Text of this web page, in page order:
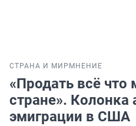
СТРАНА И МИР МНЕНИЕ
«Продать всё
стране». Колонка
эмиграции в США